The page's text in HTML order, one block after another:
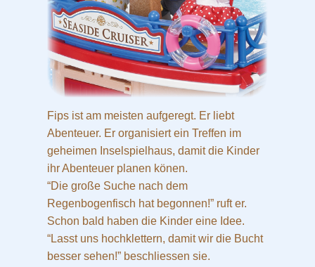
Fips ist am meisten aufgeregt. Er liebt
Abenteuer. Er organisiert ein Treffen im
geheimen Inselspielhaus, damit die Kinder
ihr Abenteuer planen könen.
“Die große Suche nach dem
Regenbogenfisch hat begonnen!” ruft er.
Schon bald haben die Kinder eine Idee.
“Lasst uns hochklettern, damit wir die Bucht
besser sehen!” beschliessen sie.